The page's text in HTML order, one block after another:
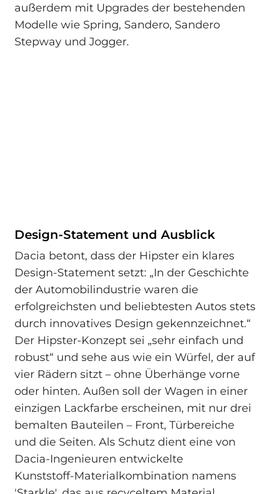
außerdem mit Upgrades der bestehenden
Modelle wie Spring, Sandero, Sandero
Stepway und Jogger.
Design-Statement und Ausblick
Dacia betont, dass der Hipster ein klares
Design‑Statement setzt: „In der Geschichte
der Automobilindustrie waren die
erfolgreichsten und beliebtesten Autos stets
durch innovatives Design gekennzeichnet.“
Der Hipster-Konzept sei „sehr einfach und
robust“ und sehe aus wie ein Würfel, der auf
vier Rädern sitzt – ohne Überhänge vorne
oder hinten. Außen soll der Wagen in einer
einzigen Lackfarbe erscheinen, mit nur drei
bemalten Bauteilen – Front, Türbereiche
und die Seiten. Als Schutz dient eine von
Dacia‑Ingenieuren entwickelte
Kunststoff‑Materialkombination namens